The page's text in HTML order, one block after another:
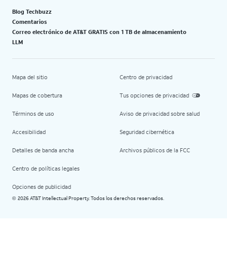
Blog Techbuzz
Comentarios
Correo electrónico de AT&T GRATIS con 1 TB de almacenamiento
LLM
Mapa del sitio
Mapas de cobertura
Términos de uso
Accesibilidad
Detalles de banda ancha
Centro de políticas legales
Opciones de publicidad
Centro de privacidad
Tus opciones de privacidad
Aviso de privacidad sobre salud
Seguridad cibernética
Archivos públicos de la FCC
© 2026 AT&T Intellectual Property. Todos los derechos reservados.